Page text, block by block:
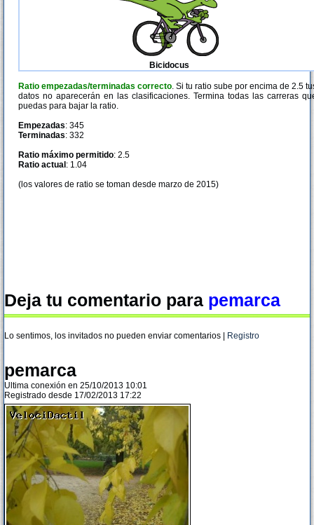
Bicidocus
Ratio empezadas/terminadas correcto. Si tu ratio sube por encima de 2.5
datos no aparecerán en las clasificaciones. Termina todas las carreras
puedas para bajar la ratio.
Empezadas: 345
Terminadas: 332
Ratio máximo permitido: 2.5
Ratio actual : 1.04
(los valores de ratio se toman desde marzo de 2015)
Deja tu comentario para pemarca
Lo sentimos, los invitados no pueden enviar comentarios | Registro
pemarca
Ultima conexión en 25/10/2013 10:01
Registrado desde 17/02/2013 17:22